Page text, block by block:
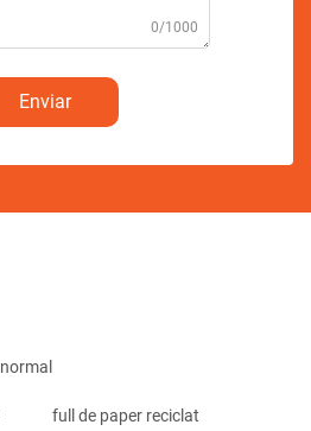
0/1000
Enviar
full de paper reciclat